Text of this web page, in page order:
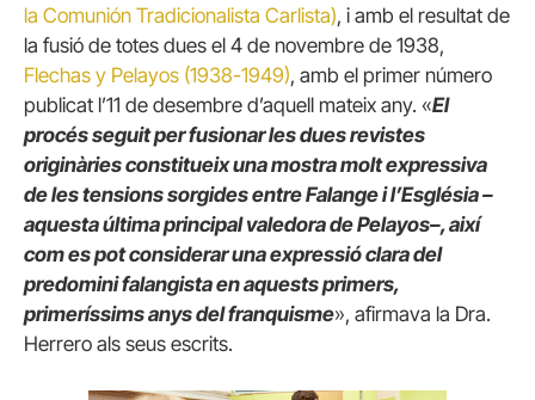
la Comunión Tradicionalista Carlista), i amb el resultat de
la fusió de totes dues el 4 de novembre de 1938,
Flechas y Pelayos (1938-1949), amb el primer número
publicat l’11 de desembre d’aquell mateix any. «El
procés seguit per fusionar les dues revistes
originàries constitueix una mostra molt expressiva
de les tensions sorgides entre Falange i l’Església –
aquesta última principal valedora de Pelayos–, així
com es pot considerar una expressió clara del
predomini falangista en aquests primers,
primeríssims anys del franquisme», afirmava la Dra.
Herrero als seus escrits.